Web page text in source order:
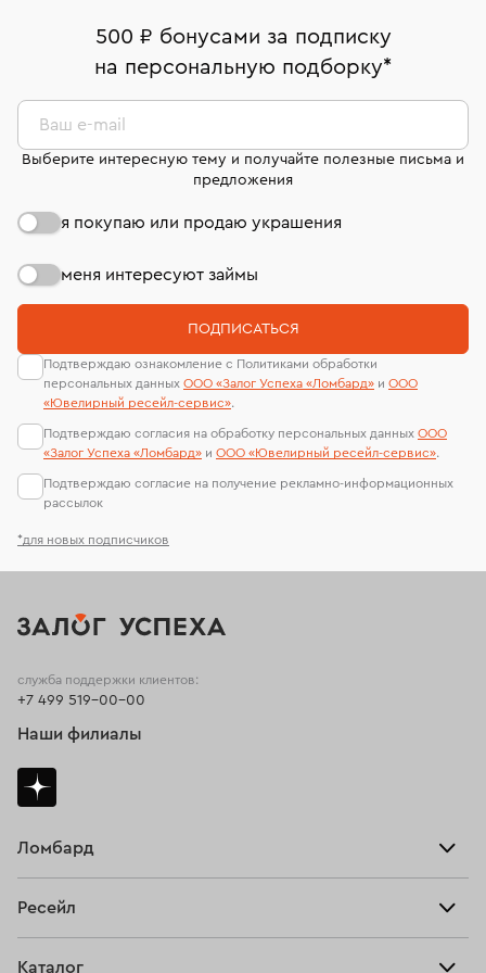
комиссионных украшений и часов смотрите на
странице«Возврат украшений»
филиала - 1 день, не считая день бронирования.
номер (УИН)
На особо ценные изделия получены
сертификаты МГУ и других геммологических
лабораторий
500 ₽ бонусами за подписку
на персональную подборку*
*для новых подписчиков
Ваш e-mail
Выберите интересную тему и получайте полезные письма и
предложения
я покупаю или продаю украшения
меня интересуют займы
ПОДПИСАТЬСЯ
Подтверждаю ознакомление с Политиками обработки
персональных данных ООО «Залог Успеха «Ломбард» и ООО
«Ювелирный ресейл-сервиc».
Подтверждаю согласия на обработку персональных данных ООО
«Залог Успеха «Ломбард» и ООО «Ювелирный ресейл-сервиc».
Подтверждаю согласие на получение рекламно-информационных
рассылок
Ломбард
Ресейл
Каталог
служба поддержки клиентов:
+7 499 519-00-00
Наши филиалы